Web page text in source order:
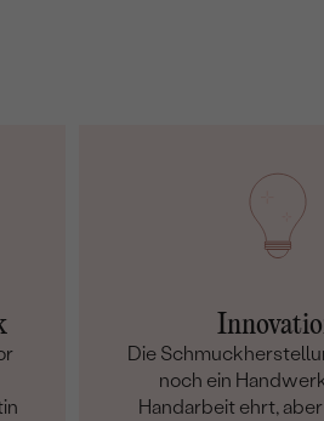
Die
noch ein
Handarbeit ehrt,